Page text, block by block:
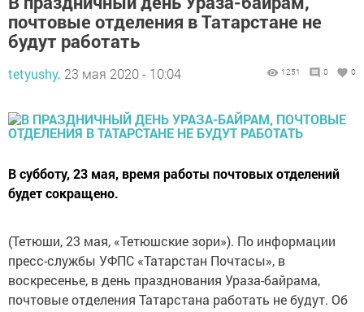
почтовые отделения в Татарстане не
будут работать
tetyushy, 23 мая 2020 - 10:04 1251 0 0
В субботу, 23 мая, время работы почтовых отделений
будет сокращено.
(Тетюши, 23 мая, «Тетюшские зори»). По информации
пресс-службы УФПС «Татарстан Почтасы», в
воскресенье, в день празднования Ураза-байрама,
почтовые отделения Татарстана работать не будут. Об